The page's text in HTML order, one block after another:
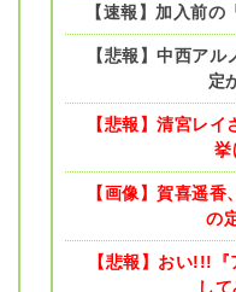
【速報】加入前
【悲報】中西ア
定
【悲報】清宮レ
挙
【画像】賀喜遥
の
【悲報】おい!!!
し